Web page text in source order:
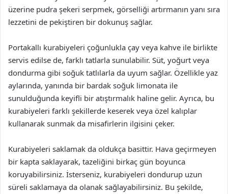
üzerine pudra şekeri serpmek, görselliği artırmanın yanı sıra
lezzetini de pekiştiren bir dokunuş sağlar.
Portakallı kurabiyeleri çoğunlukla çay veya kahve ile birlikte
servis edilse de, farklı tatlarla sunulabilir. Süt, yoğurt veya
dondurma gibi soğuk tatlılarla da uyum sağlar. Özellikle yaz
aylarında, yanında bir bardak soğuk limonata ile
sunulduğunda keyifli bir atıştırmalık haline gelir. Ayrıca, bu
kurabiyeleri farklı şekillerde keserek veya özel kalıplar
kullanarak sunmak da misafirlerin ilgisini çeker.
Kurabiyeleri saklamak da oldukça basittir. Hava geçirmeyen
bir kapta saklayarak, tazeliğini birkaç gün boyunca
koruyabilirsiniz. İsterseniz, kurabiyeleri dondurup uzun
süreli saklamaya da olanak sağlayabilirsiniz. Bu şekilde,